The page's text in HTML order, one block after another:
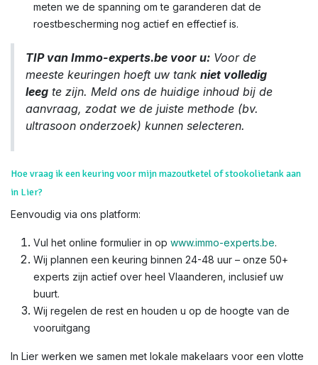
meten we de spanning om te garanderen dat de
roestbescherming nog actief en effectief is.
TIP van Immo-experts.be voor u: Voor de
meeste keuringen hoeft uw tank niet volledig
leeg te zijn. Meld ons de huidige inhoud bij de
aanvraag, zodat we de juiste methode (bv.
ultrasoon onderzoek) kunnen selecteren.
Hoe vraag ik een keuring voor mijn mazoutketel of stookolietank aan
in Lier?
Eenvoudig via ons platform:
Vul het online formulier in op www.immo-experts.be.
Wij plannen een keuring binnen 24-48 uur – onze 50+
experts zijn actief over heel Vlaanderen, inclusief uw
buurt.
Wij regelen de rest en houden u op de hoogte van de
vooruitgang
In Lier werken we samen met lokale makelaars voor een vlotte